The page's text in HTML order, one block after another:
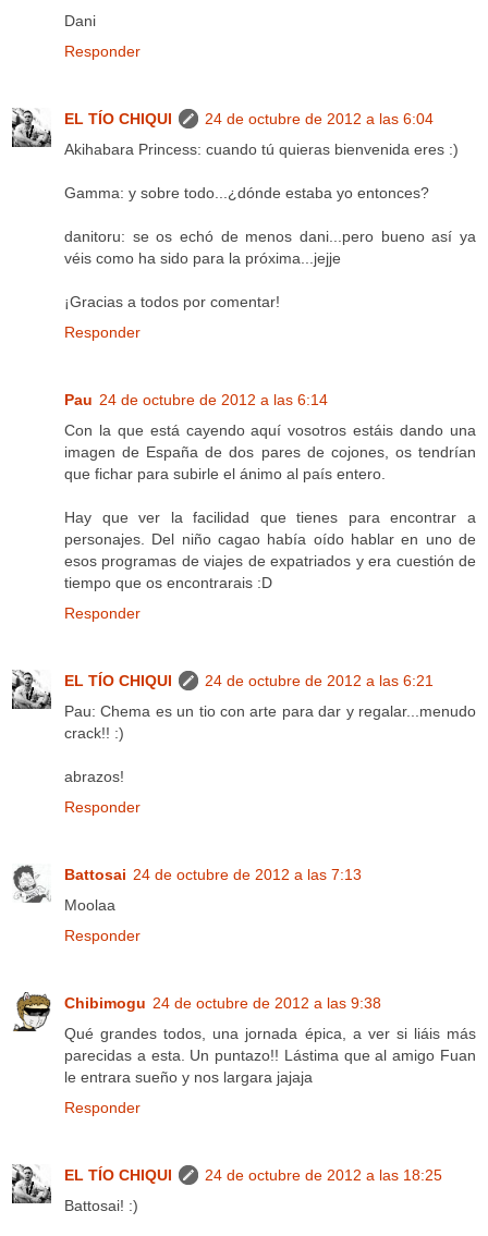
Dani
Responder
EL TÍO CHIQUI
24 de octubre de 2012 a las 6:04
Akihabara Princess: cuando tú quieras bienvenida eres :)
Gamma: y sobre todo...¿dónde estaba yo entonces?
danitoru: se os echó de menos dani...pero bueno así ya
véis como ha sido para la próxima...jejje
¡Gracias a todos por comentar!
Responder
Pau 24 de octubre de 2012 a las 6:14
Con la que está cayendo aquí vosotros estáis dando una
imagen de España de dos pares de cojones, os tendrían
que fichar para subirle el ánimo al país entero.
Hay que ver la facilidad que tienes para encontrar a
personajes. Del niño cagao había oído hablar en uno de
esos programas de viajes de expatriados y era cuestión de
tiempo que os encontrarais :D
Responder
EL TÍO CHIQUI
24 de octubre de 2012 a las 6:21
Pau: Chema es un tio con arte para dar y regalar...menudo
crack!! :)
abrazos!
Responder
Battosai 24 de octubre de 2012 a las 7:13
Moolaa
Responder
Chibimogu 24 de octubre de 2012 a las 9:38
Qué grandes todos, una jornada épica, a ver si liáis más
parecidas a esta. Un puntazo!! Lástima que al amigo Fuan
le entrara sueño y nos largara jajaja
Responder
EL TÍO CHIQUI
24 de octubre de 2012 a las 18:25
Battosai! :)